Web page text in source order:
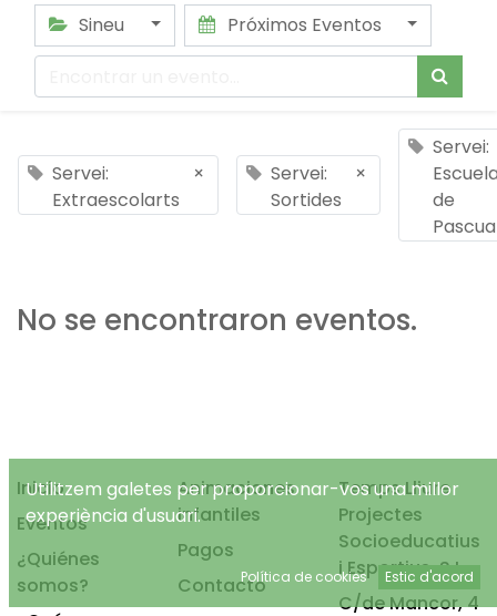
Sineu
Próximos Eventos
Servei:
Extraescolarts
×
Servei:
Sortides
×
Servei:
de
Pascua
No se encontraron eventos.
Inicio
Eventos
¿Quiénes
somos?
Animaciones
infantiles
Pagos
Contacto
Temps Lliure
Projectes
Socioeducatius
i Esportius, S.L.
C/de Mancor, 4
Utilitzem galetes per proporcionar-vos una millor
experiència d'usuari.
Política de cookies Estic d'acord